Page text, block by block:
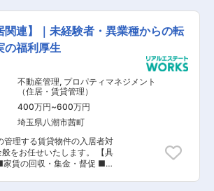
ております。 今回、八潮
心に売買仲介や買取再販の
る方を募集することとなり
潮店での募集ですが、三郷中
す。 エンクル八潮本店・三
り、街中にあるオレンジの
ラッピングなどを見たお客
く地域密着型で営業しやす
は、スタッフの個性を大切に
境を整え「早く成長や経験
もプライベートも全力で取り
盛り上げたい方」「自分の
したい方」「接客や人とコ
迎いたします。
、 魅力ある住環境作りをご
の付加価値向上提案 ■ト
部の維持保全業務 (清掃/巡
報告書作成) ■室内エアコン
に対して、 修繕受付、 協
、設備修理交換見積作成と
理 (報告書等)」 ■仲介訪問、
ィング調査 【担当者コ
ープは創業35年目を迎
して賃貸・売買・管理・建
、ワンストップサービスを展
に、街に、心にピースをミッ
、地域の「暮らし」をトー
リエイトカンパニーへ、 暮
住などのさまざまなタッチ
関連】｜未経験者・異業種からの転
福利厚生
不動産管理, プロパティマネジメント
（住居・賃貸管理）
400万円~600万円
埼玉県八潮市茜町
管理する賃貸物件の入居者対
お任せいたします。 【具
賃の回収・集金・督促 ■更